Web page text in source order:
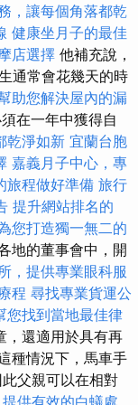
，讓每個角落都乾
健康坐月子的最佳
店選擇 他補充說，
通常會花幾天的時
助您解決屋內的漏
在一年中獲得自
乾淨如新 宜蘭台胞
嘉義月子中心，專
旅程做好準備 旅行
提升網站排名的
您打造獨一無二的
地的董事會中，開
，提供專業眼科服
程 尋找專業貨運公
您找到當地最佳律
還適用於具有再
種情況下，馬車手
父親可以在相對
供有效的白蟻處